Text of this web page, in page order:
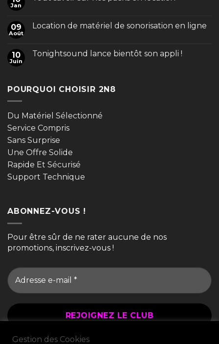
Jan
09
Août
Location de matériel de sonorisation en ligne
10
Juin
Tonightsound lance bientôt son appli !
POURQUOI CHOISIR 2N8
Du Matériel Sélectionné
Service Compris
Sans Surprise
Une Offre Solide
Rapide Et Sécurisé
Support Technique
ABONNEZ-VOUS !
Pour être sûr de ne rater aucune de nos
promotions, inscrivez-vous !
Gestion des Cookies